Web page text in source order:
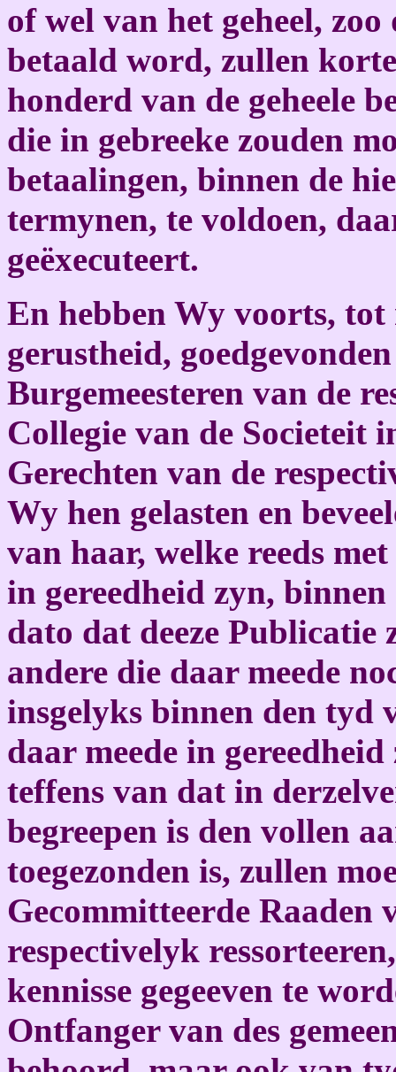
of wel van het geheel,
betaald word, zullen
honderd van de geheele
die in gebreeke zouden
betaalingen, binnen de
termynen, te voldoen,
geëxecuteert.
En hebben Wy voorts,
gerustheid,
Burgemeesteren van de
Collegie van de Societeit
Gerechten van de
Wy hen gelasten en
van haar, welke reeds
in gereedheid zyn,
dato dat deeze Publicatie
andere die daar meede
insgelyks binnen den tyd
daar meede in
teffens van dat in
begreepen is den vollen
toegezonden is, zullen
Gecommitteerde
respectivelyk
kennisse gegeeven te
Ontfanger van des